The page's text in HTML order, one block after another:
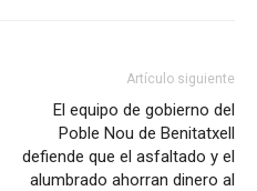
Artículo siguiente
El equipo de gobierno del
Poble Nou de Benitatxell
defiende que el asfaltado y el
alumbrado ahorran dinero al